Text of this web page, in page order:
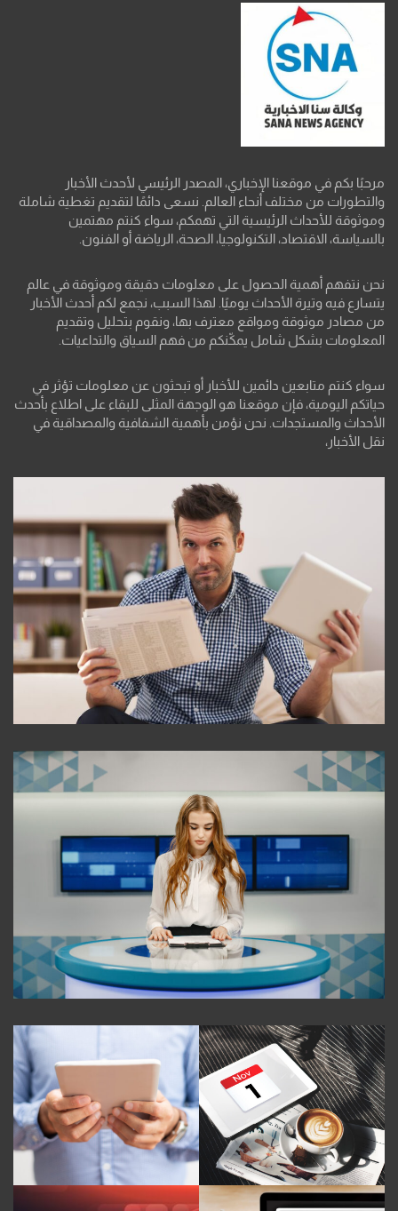
مرحبًا بكم في موقعنا الإخباري، المصدر الرئيسي لأحدث الأخبار
والتطورات من مختلف أنحاء العالم. نسعى دائمًا لتقديم تغطية شاملة
وموثوقة للأحداث الرئيسية التي تهمكم، سواء كنتم مهتمين
بالسياسة، الاقتصاد، التكنولوجيا، الصحة، الرياضة أو الفنون.
نحن نتفهم أهمية الحصول على معلومات دقيقة وموثوقة في عالم
يتسارع فيه وتيرة الأحداث يوميًا. لهذا السبب، نجمع لكم أحدث الأخبار
من مصادر موثوقة ومواقع معترف بها، ونقوم بتحليل وتقديم
المعلومات بشكل شامل يمكّنكم من فهم السياق والتداعيات.
سواء كنتم متابعين دائمين للأخبار أو تبحثون عن معلومات تؤثر في
حياتكم اليومية، فإن موقعنا هو الوجهة المثلى للبقاء على اطلاع بأحدث
الأحداث والمستجدات. نحن نؤمن بأهمية الشفافية والمصداقية في
نقل الأخبار،